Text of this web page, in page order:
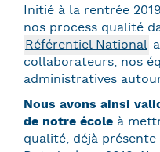
Initié à la rentrée
nos process qualité
Référentiel National
collaborateurs, nos
administratives
Nous avons ainsi
de notre école à
qualité, déjà